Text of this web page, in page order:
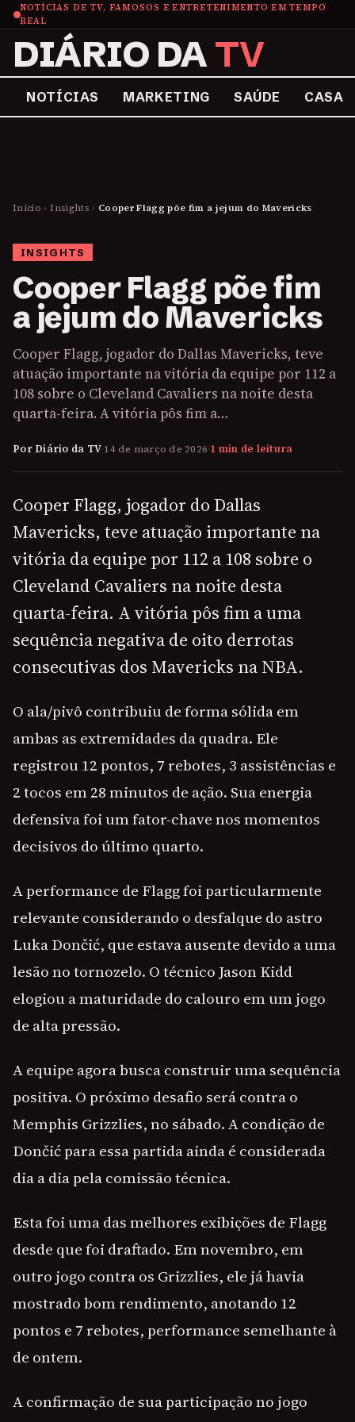
NOTÍCIAS DE TV, FAMOSOS E ENTRETENIMENTO EM TEMPO
REAL
DIÁRIO DATV
NOTÍCIAS MARKETING SAÚDE CASA
Início › Insights › Cooper Flagg põe fim a jejum do Mavericks
INSIGHTS
Cooper Flagg põe fim
a jejum do Mavericks
Cooper Flagg, jogador do Dallas Mavericks, teve
atuação importante na vitória da equipe por 112 a
108 sobre o Cleveland Cavaliers na noite desta
quarta-feira. A vitória pôs fim a…
Por Diário da TV·14 de março de 2026·1 min de leitura
Cooper Flagg, jogador do Dallas
Mavericks, teve atuação importante na
vitória da equipe por 112 a 108 sobre o
Cleveland Cavaliers na noite desta
quarta-feira. A vitória pôs fim a uma
sequência negativa de oito derrotas
consecutivas dos Mavericks na NBA.
O ala/pivô contribuiu de forma sólida em
ambas as extremidades da quadra. Ele
registrou 12 pontos, 7 rebotes, 3 assistências e
2 tocos em 28 minutos de ação. Sua energia
defensiva foi um fator-chave nos momentos
decisivos do último quarto.
A performance de Flagg foi particularmente
relevante considerando o desfalque do astro
Luka Dončić, que estava ausente devido a uma
lesão no tornozelo. O técnico Jason Kidd
elogiou a maturidade do calouro em um jogo
de alta pressão.
A equipe agora busca construir uma sequência
positiva. O próximo desafio será contra o
Memphis Grizzlies, no sábado. A condição de
Dončić para essa partida ainda é considerada
dia a dia pela comissão técnica.
Esta foi uma das melhores exibições de Flagg
desde que foi draftado. Em novembro, em
outro jogo contra os Grizzlies, ele já havia
mostrado bom rendimento, anotando 12
pontos e 7 rebotes, performance semelhante à
de ontem.
A confirmação de sua participação no jogo